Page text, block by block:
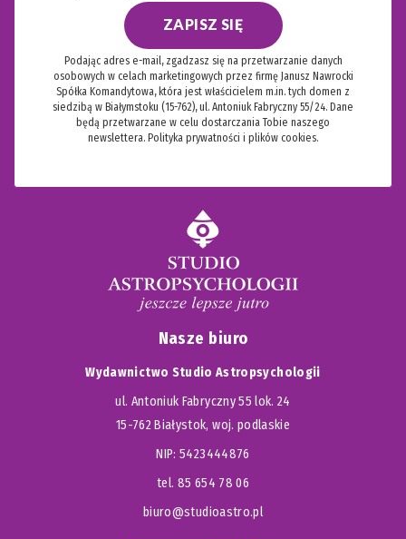
ZAPISZ SIĘ
Podając adres e-mail, zgadzasz się na przetwarzanie danych
osobowych w celach marketingowych przez firmę Janusz Nawrocki
Spółka Komandytowa, która jest właścicielem m.in. tych domen z
siedzibą w Białymstoku (15-762), ul. Antoniuk Fabryczny 55/24. Dane
będą przetwarzane w celu dostarczania Tobie naszego
newslettera. Polityka prywatności i plików cookies.
Nasze biuro
Wydawnictwo Studio Astropsychologii
ul. Antoniuk Fabryczny 55 lok. 24
15-762 Białystok, woj. podlaskie
NIP: 5423444876
tel. 85 654 78 06
biuro@studioastro.pl